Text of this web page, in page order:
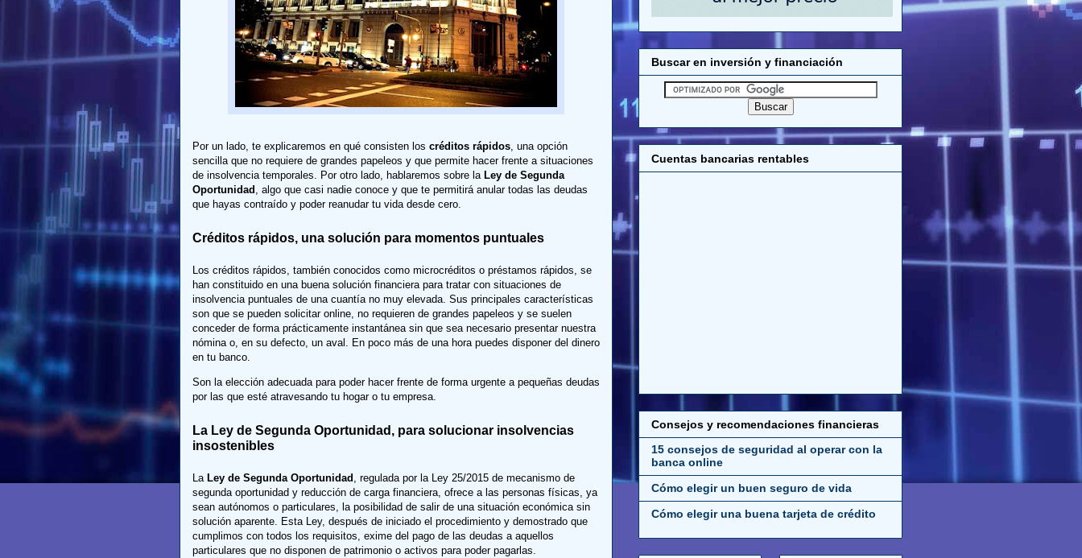
Por un lado, te explicaremos en qué consisten los créditos rápidos, una opción
sencilla que no requiere de grandes papeleos y que permite hacer frente a situaciones
de insolvencia temporales. Por otro lado, hablaremos sobre la Ley de Segunda
Oportunidad , algo que casi nadie conoce y que te permitirá anular todas las deudas
que hayas contraído y poder reanudar tu vida desde cero.
Créditos rápidos, una solución para momentos puntuales
Los créditos rápidos, también conocidos como microcréditos o préstamos rápidos, se
han constituido en una buena solución financiera para tratar con situaciones de
insolvencia puntuales de una cuantía no muy elevada. Sus principales características
son que se pueden solicitar online, no requieren de grandes papeleos y se suelen
conceder de forma prácticamente instantánea sin que sea necesario presentar nuestra
nómina o, en su defecto, un aval. En poco más de una hora puedes disponer del dinero
en tu banco.
Son la elección adecuada para poder hacer frente de forma urgente a pequeñas deudas
por las que esté atravesando tu hogar o tu empresa.
La Ley de Segunda Oportunidad, para solucionar insolvencias
insostenibles
La Ley de Segunda Oportunidad
, regulada por la Ley 25/2015 de mecanismo de
segunda oportunidad y reducción de carga financiera, ofrece a las personas físicas, ya
sean autónomos o particulares, la posibilidad de salir de una situación económica sin
solución aparente. Esta Ley, después de iniciado el procedimiento y demostrado que
cumplimos con todos los requisitos, exime del pago de las deudas a aquellos
particulares que no disponen de patrimonio o activos para poder pagarlas.
Buscar en inversión y financiación
Cuentas bancarias rentables
Consejos y recomendaciones financieras
15 consejos de seguridad al operar con la
banca online
Cómo elegir un buen seguro de vida
Cómo elegir una buena tarjeta de crédito